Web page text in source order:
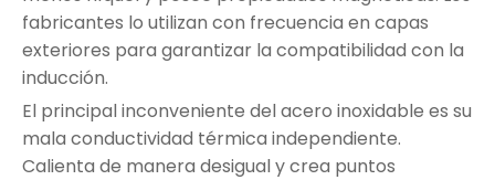
fabricantes lo utilizan con frecuencia en capas
exteriores para garantizar la compatibilidad con la
inducción.
El principal inconveniente del acero inoxidable es su
mala conductividad térmica independiente.
Calienta de manera desigual y crea puntos